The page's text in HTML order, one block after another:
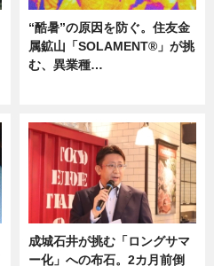
“酷暑”の原因を防ぐ。住友金
属鉱山「SOLAMENT®」が挑
む、異業種…
成城石井が挑む「ロングサマ
ー化」への布石。2カ月前倒